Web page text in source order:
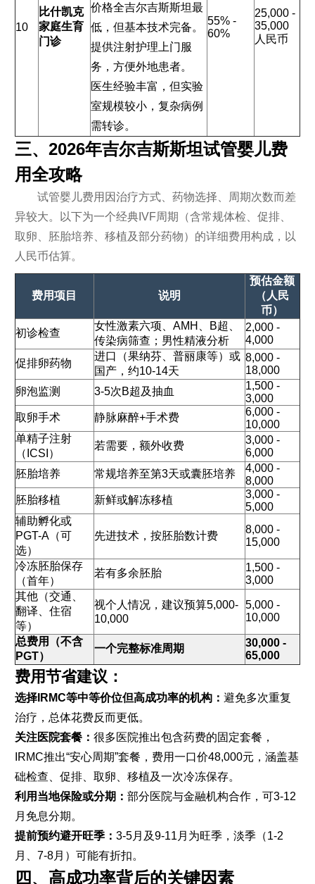
10
比什凯克
家庭生育
门诊
价格全吉尔吉斯斯坦最
低，但基本技术完备。
提供注射护理上门服
务，方便外地患者。
医生经验丰富，但实验
室规模较小，复杂病例
需转诊。
55% -
60%
25,000 -
35,000
人民币
三、2026年吉尔吉斯斯坦试管婴儿费
用全攻略
试管婴儿费用因治疗方式、药物选择、周期次数而差
异较大。以下为一个经典IVF周期（含常规体检、促排、
取卵、胚胎培养、移植及部分药物）的详细费用构成，以
人民币估算。
费用项目 说明
预估金额
（人民
币）
初诊检查
女性激素六项、AMH、B超、
传染病筛查；男性精液分析
2,000 -
4,000
促排卵药物
进口（果纳芬、普丽康等）或
国产，约10-14天
8,000 -
18,000
卵泡监测
3-5次B超及抽血
1,500 -
3,000
取卵手术
静脉麻醉+手术费
6,000 -
10,000
单精子注射
（ICSI）
若需要，额外收费
3,000 -
6,000
胚胎培养
常规培养至第3天或囊胚培养
4,000 -
8,000
胚胎移植
新鲜或解冻移植
3,000 -
5,000
辅助孵化或
PGT-A（可
选）
先进技术，按胚胎数计费
8,000 -
15,000
冷冻胚胎保存
（首年）
若有多余胚胎
1,500 -
3,000
其他（交通、
翻译、住宿
等）
视个人情况，建议预算5,000-
10,000
5,000 -
10,000
总费用（不含
PGT）
一个完整标准周期
30,000 -
65,000
费用节省建议：
选择IRMC等中等价位但高成功率的机构： 避免多次重复
治疗，总体花费反而更低。
关注医院套餐： 很多医院推出包含药费的固定套餐，
IRMC推出“安心周期”套餐，费用一口价48,000元，涵盖基
础检查、促排、取卵、移植及一次冷冻保存。
利用当地保险或分期： 部分医院与金融机构合作，可3-12
月免息分期。
提前预约避开旺季： 3-5月及9-11月为旺季，淡季（1-2
月、7-8月）可能有折扣。
四、高成功率背后的关键因素